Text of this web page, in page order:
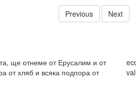
Previous Next
ще отнеме от Ерусалим и от
от хляб и всяка подпора от